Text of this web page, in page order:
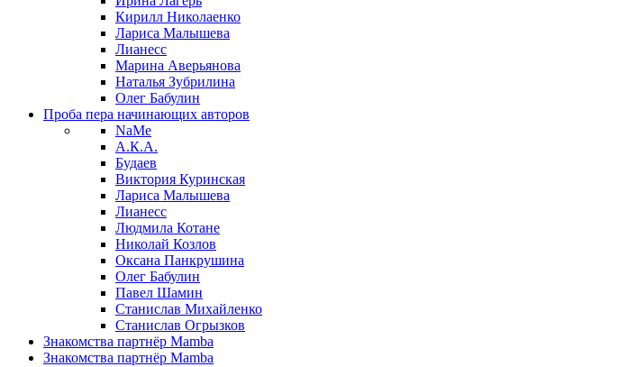
Кирилл Николаенко
Лариса Малышева
Лианесс
Марина Аверьянова
Наталья Зубрилина
Олег Бабулин
Проба пера начинающих авторов
NaMe
А.К.А.
Будаев
Виктория Куринская
Лариса Малышева
Лианесс
Людмила Котане
Николай Козлов
Оксана Панкрушина
Олег Бабулин
Павел Шамин
Станислав Михайленко
Станислав Огрызков
Знакомства партнёр Mamba
Знакомства партнёр Mamba